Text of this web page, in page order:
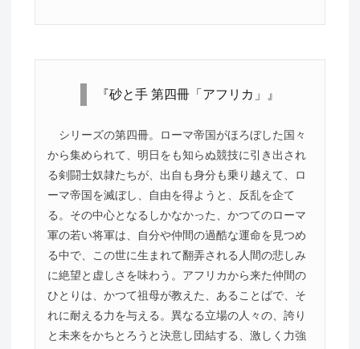
『砂と手 第四冊「アフリカ」』
シリーズの第四冊。ローマ帝国がほろぼした国々
から集められて、明日をも知らぬ競技に引き出され
る剣闘士奴隷たちが、出自も身分も乗り越えて、ロ
ーマ帝国を滅ぼし、自由を得ようと、反乱を企て
る。その中心となるしかなかった、かつてのローマ
軍の若い将軍は、自分や仲間の過酷な運命を見つめ
る中で、この世に生まれて翻弄される人間の悲しみ
に絶望と虚しさを味わう。アフリカから来た仲間の
ひとりは、かつて祖母が教えた、あることばで、そ
れに耐える力を与える。異なる立場の人々の、誇り
と未来をかちとろうと決意し団結する、激しく力強